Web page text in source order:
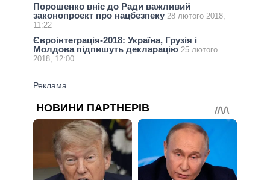
Порошенко вніс до Ради важливий
законопроект про нацбезпеку 28 лютого 2018,
11:22
Євроінтеграція-2018: Україна, Грузія і
Молдова підпишуть декларацію 25 лютого
2018, 12:00